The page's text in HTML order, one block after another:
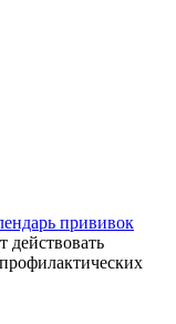
прививок
действовать